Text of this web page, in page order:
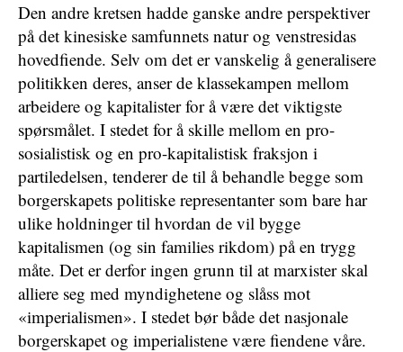
Den andre kretsen hadde ganske andre perspektiver
på det kinesiske samfunnets natur og venstresidas
hovedfiende. Selv om det er vanskelig å generalisere
politikken deres, anser de klassekampen mellom
arbeidere og kapitalister for å være det viktigste
spørsmålet. I stedet for å skille mellom en pro-
sosialistisk og en pro-kapitalistisk fraksjon i
partiledelsen, tenderer de til å behandle begge som
borgerskapets politiske representanter som bare har
ulike holdninger til hvordan de vil bygge
kapitalismen (og sin families rikdom) på en trygg
måte. Det er derfor ingen grunn til at marxister skal
alliere seg med myndighetene og slåss mot
«imperialismen». I stedet bør både det nasjonale
borgerskapet og imperialistene være fiendene våre.